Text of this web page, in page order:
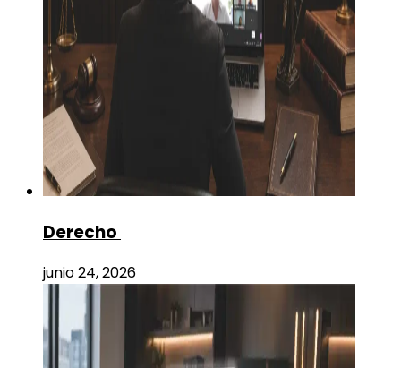
Derecho
junio 24, 2026